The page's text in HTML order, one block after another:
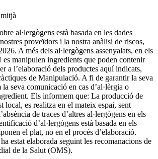
al·lergògens està basada en les dades
proveïdors i la nostra anàlisi de riscos,
A més dels al·lergògens assenyalats, en els
manipulen ingredients que poden contenir
a l’elaboració dels productes aquí indicats,
de Manipulació. A fi de garantir la seva
la seva comunicació en cas d’al·lèrgia o
Els informem que: La producció de
local, es realitza en el mateix espai, sent
de traces d’altres al·lergògens en els
d’al·lergògens està basada en els
el plat, no en el procés d’elaboració.
estat elaborada seguint les recomanacions de
de la Salut (OMS).